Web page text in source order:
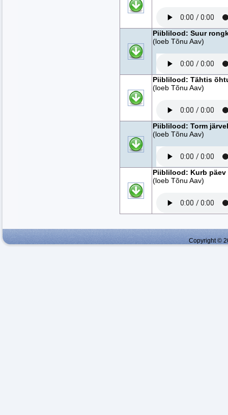
Piiblilood: Suur
(loeb Tõnu Aav)
Piiblilood: Tähtis
(loeb Tõnu Aav)
Piiblilood: Torm
(loeb Tõnu Aav)
Piiblilood: Kurb päev
(loeb Tõnu Aav)
Copyright ©